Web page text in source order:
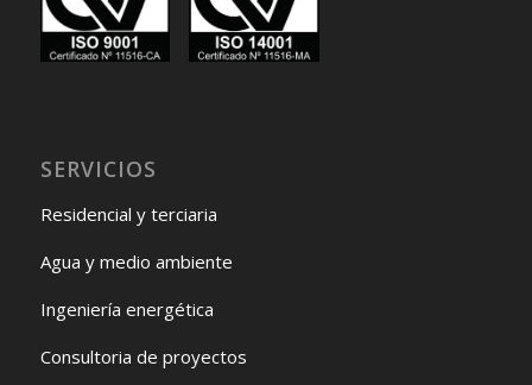
SERVICIOS
Residencial y terciaria
Agua y medio ambiente
Ingeniería energética
Consultoria de proyectos